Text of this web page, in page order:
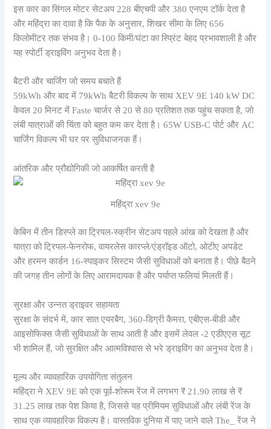
इस कार का सिंगल मोटर सेटअप 228 बीएचपी और 380 एनएम टॉर्क देता है
और महिंद्रा का दावा है कि पैक के अनुसार, शिखर सीमा के लिए 656
किलोमीटर तक संभव है। 0-100 किमी/घंटा का स्प्रिंट बेहद प्रभावशाली है और
यह स्पोर्टी ड्राइविंग अनुभव देता है।
बैटरी और चार्जिंग जो समय बचाते हैं
59kWh और बाद में 79kWh बैटरी विकल्प के साथ XEV 9E 140 kW DC
केवल 20 मिनट में Faste चार्जर से 20 से 80 प्रतिशत तक पहुंच सकता है, जो
लंबी यात्राओं की चिंता को बहुत कम कर देता है। 65W USB-C पोर्ट और AC
चार्जिंग विकल्प भी घर पर सुविधाजनक हैं।
आंतरिक और प्रौद्योगिकी जो आकर्षित करती है
महिंद्रा xev 9e
केबिन में तीन डिस्प्ले का ट्रिपल-स्क्रीन सेटअप पहले आंख को देखता है और
यात्रा को ट्रिपल-फेनरोफ, वायरलेस कारप्ले/एंड्रॉइड ऑटो, ओटीए अपडेट
और हरमन कार्डन 16-स्पाइकर सिस्टम जैसी सुविधाओं को बनाता है। पीछे बैठने
की जगह तीन लोगों के लिए आरामदायक है और पर्याप्त फलियां मिलती हैं।
सुरक्षा और उन्नत ड्राइवर सहायता
सुरक्षा के संदर्भ में, कार सात एयरबैग, 360-डिग्री कैमरा, एबीएस-बीडी और
आइसोफिक्स जैसी सुविधाओं के साथ आती है और इसमें लेवल -2 एडीएएस सूट
भी शामिल हैं, जो सुरक्षित और आत्मविश्वास से भरे ड्राइविंग का अनुभव देता है।
मूल्य और व्यावहारिक उपयोगिता संतुलन
महिंद्रा ने XEV 9E को एक पूर्व-शोरूम रेंज में लगभग ₹ 21.90 लाख से ₹ ​​
31.25 लाख तक पेश किया है, जिससे यह प्रीमियम सुविधाओं और लंबी रेंज के
साथ एक व्यावहारिक विकल्प है। वास्तविक दुनिया में पाए जाने वाले The_ रेंज ने